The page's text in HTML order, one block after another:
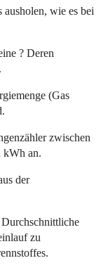
ausholen, wie es bei
? Deren
(Gas
zwischen
kWh an.
der
zu